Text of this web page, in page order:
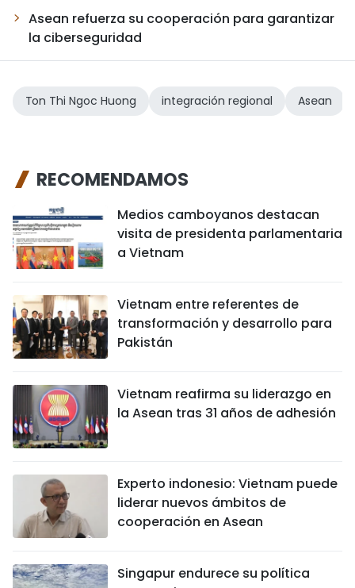
Asean refuerza su cooperación para garantizar
la ciberseguridad
Ton Thi Ngoc Huong integración regional Asean
RECOMENDAMOS
Medios camboyanos destacan
visita de presidenta parlamentaria
a Vietnam
Vietnam entre referentes de
transformación y desarrollo para
Pakistán
Vietnam reafirma su liderazgo en
la Asean tras 31 años de adhesión
Experto indonesio: Vietnam puede
liderar nuevos ámbitos de
cooperación en Asean
Singapur endurece su política